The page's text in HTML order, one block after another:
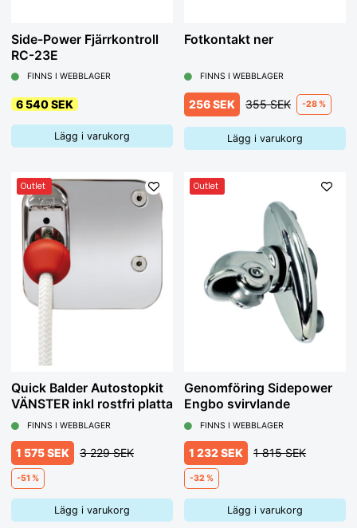
Side-Power Fjärrkontroll
RC-23E
FINNS I WEBBLAGER
6 540 SEK
Lägg i varukorg
Fotkontakt ner
FINNS I WEBBLAGER
256 SEK 355 SEK -28 %
Lägg i varukorg
Outlet
Quick Balder Autostopkit
VÄNSTER inkl rostfri platta
FINNS I WEBBLAGER
1 575 SEK 3 229 SEK
-51 %
Lägg i varukorg
Outlet
Genomföring Sidepower
Engbo svirvlande
FINNS I WEBBLAGER
1 232 SEK 1 815 SEK
-32 %
Lägg i varukorg